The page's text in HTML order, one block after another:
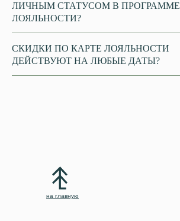
ЛИЧНЫМ СТАТУСОМ В ПРОГРАММЕ
ЛОЯЛЬНОСТИ?
СКИДКИ ПО КАРТЕ ЛОЯЛЬНОСТИ
ДЕЙСТВУЮТ НА ЛЮБЫЕ ДАТЫ?
на главную